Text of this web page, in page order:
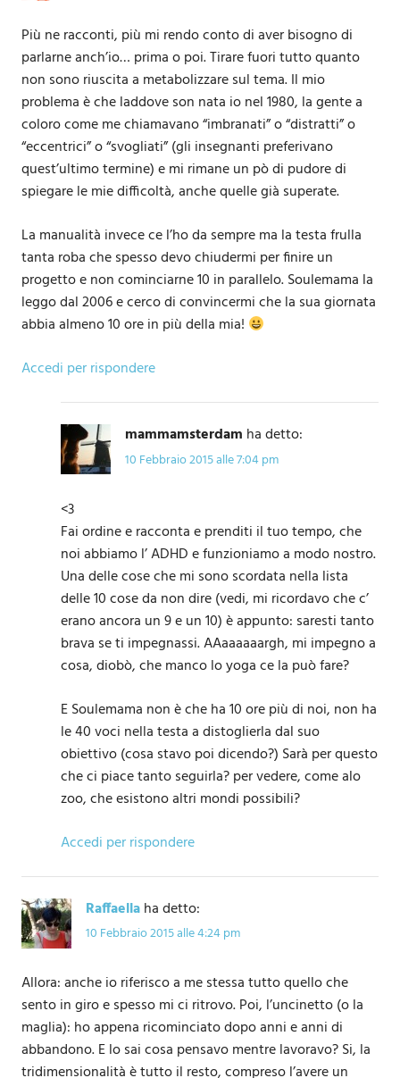
Più ne racconti, più mi rendo conto di aver bisogno di
parlarne anch’io… prima o poi. Tirare fuori tutto quanto
non sono riuscita a metabolizzare sul tema. Il mio
problema è che laddove son nata io nel 1980, la gente a
coloro come me chiamavano “imbranati” o “distratti” o
“eccentrici” o “svogliati” (gli insegnanti preferivano
quest’ultimo termine) e mi rimane un pò di pudore di
spiegare le mie difficoltà, anche quelle già superate.
La manualità invece ce l’ho da sempre ma la testa frulla
tanta roba che spesso devo chiudermi per finire un
progetto e non cominciarne 10 in parallelo. Soulemama la
leggo dal 2006 e cerco di convincermi che la sua giornata
abbia almeno 10 ore in più della mia!
Accedi per rispondere
mammamsterdam ha detto:
10 Febbraio 2015 alle 7:04 pm
<3
Fai ordine e racconta e prenditi il tuo tempo, che
noi abbiamo l’ ADHD e funzioniamo a modo nostro.
Una delle cose che mi sono scordata nella lista
delle 10 cose da non dire (vedi, mi ricordavo che c’
erano ancora un 9 e un 10) è appunto: saresti tanto
brava se ti impegnassi. AAaaaaaargh, mi impegno a
cosa, diobò, che manco lo yoga ce la può fare?
E Soulemama non è che ha 10 ore più di noi, non ha
le 40 voci nella testa a distoglierla dal suo
obiettivo (cosa stavo poi dicendo?) Sarà per questo
che ci piace tanto seguirla? per vedere, come alo
zoo, che esistono altri mondi possibili?
Accedi per rispondere
Raffaellaha detto:
10 Febbraio 2015 alle 4:24 pm
Allora: anche io riferisco a me stessa tutto quello che
sento in giro e spesso mi ci ritrovo. Poi, l’uncinetto (o la
maglia): ho appena ricominciato dopo anni e anni di
abbandono. E lo sai cosa pensavo mentre lavoravo? Si, la
tridimensionalità è tutto il resto, compreso l’avere un